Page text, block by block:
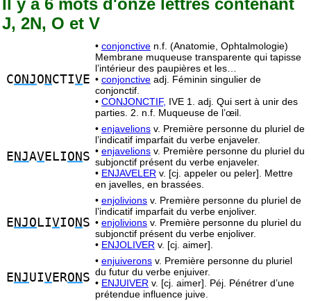
Il y a 6 mots d'onze lettres contenant
J, 2N, O et V
CONJO N CTIVE
• conjonctive n.f. (Anatomie, Ophtalmologie)
Membrane muqueuse transparente qui tapisse
l’intérieur des paupières et les…
• conjonctive adj. Féminin singulier de
conjonctif.
• CONJONCTIF, IVE 1. adj. Qui sert à unir des
parties. 2. n.f. Muqueuse de l’œil.
E NJAVELION S
• enjavelions v. Première personne du pluriel de
l’indicatif imparfait du verbe enjaveler.
• enjavelions v. Première personne du pluriel du
subjonctif présent du verbe enjaveler.
• ENJAVELER v. [cj. appeler ou peler]. Mettre
en javelles, en brassées.
E NJO LIVIO N S
• enjolivions v. Première personne du pluriel de
l’indicatif imparfait du verbe enjoliver.
• enjolivions v. Première personne du pluriel du
subjonctif présent du verbe enjoliver.
• ENJOLIVER v. [cj. aimer].
E NJUIVERON S
• enjuiverons v. Première personne du pluriel
du futur du verbe enjuiver.
• ENJUIVER v. [cj. aimer]. Péj. Pénétrer d’une
prétendue influence juive.